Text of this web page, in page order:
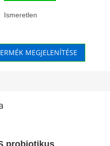
Ismeretlen
MEGJELENÍTÉSE